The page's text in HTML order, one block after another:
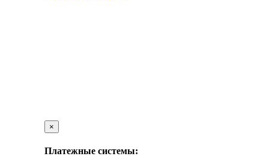
×
Платежные системы: